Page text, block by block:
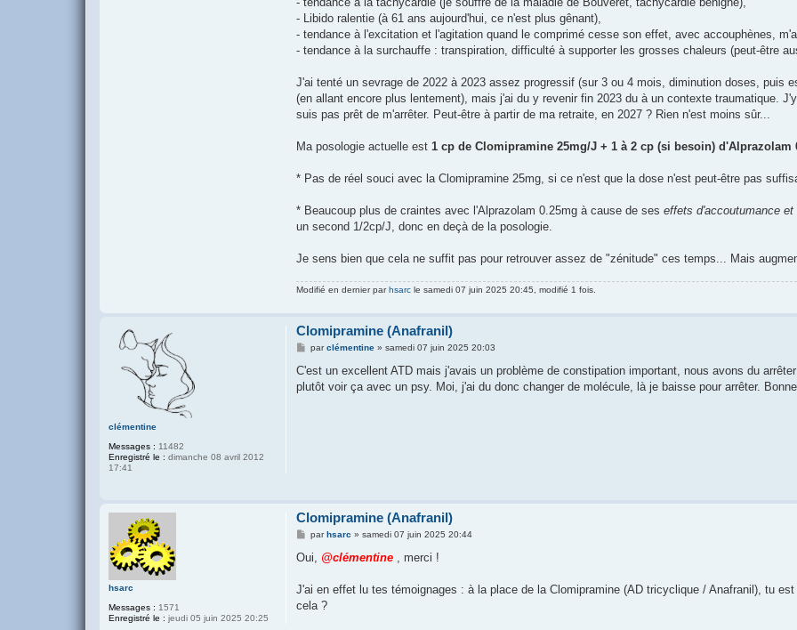
- Libido ralentie (à 61 ans aujourd'hui, ce n'est plus gênant),
- tendance à l'excitation et l'agitation quand le comprimé cesse son effet, avec accouphènes,
- tendance à la surchauffe : transpiration, difficulté à supporter les grosses chaleurs (peut-être
J'ai tenté un sevrage de 2022 à 2023 assez progressif (sur 3 ou 4 mois, diminution doses, puis
(en allant encore plus lentement), mais j'ai du y revenir fin 2023 du à un contexte traumatique.
suis pas prêt de m'arrêter. Peut-être à partir de ma retraite, en 2027 ? Rien n'est moins sûr...
Ma posologie actuelle est 1 cp de Clomipramine 25mg/J + 1 à 2 cp (si besoin) d'Alprazolam
* Pas de réel souci avec la Clomipramine 25mg, si ce n'est que la dose n'est peut-être pas
* Beaucoup plus de craintes avec l'Alprazolam 0.25mg à cause de ses effets d'accoutumance
un second 1/2cp/J, donc en deçà de la posologie.
Je sens bien que cela ne suffit pas pour retrouver assez de "zénitude" ces temps... Mais
Modifié en dernier parhsarc le samedi 07 juin 2025 20:45, modifié 1 fois.
clémentine
Messages : 11482
Enregistré le : dimanche 08 avril 2012
17:41
Clomipramine (Anafranil)
M
s
a
parclémentine» samedi 07 juin 2025 20:03
C'est un excellent ATD mais j'avais un problème de constipation important, nous avons du
plutôt voir ça avec un psy. Moi, j'ai du donc changer de molécule, là je baisse pour arrêter.
hsarc
Messages : 1571
Enregistré le : jeudi 05 juin 2025 20:25
Clomipramine (Anafranil)
M
s
g
parhsarc » samedi 07 juin 2025 20:44
Oui, @clémentine , merci !
J'ai en effet lu tes témoignages : à la place de la Clomipramine (AD tricyclique / Anafranil), tu
cela ?